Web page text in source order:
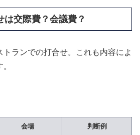
は交際費？会議費？
トランでの打合せ。これも内容によ
会場 判断例